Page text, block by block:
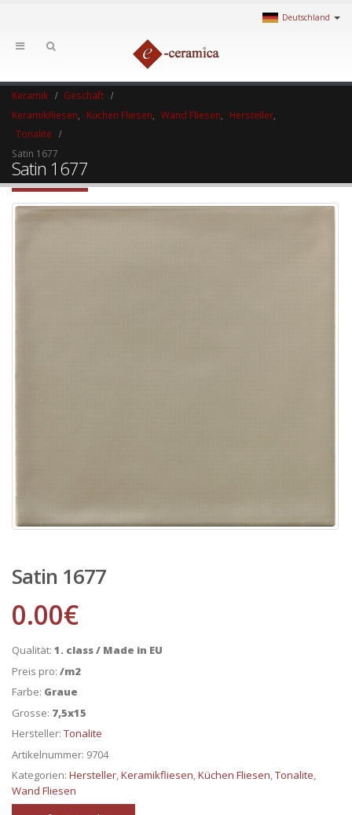
Deutschland
Keramik
Geschäft
Keramikfliesen
Küchen Fliesen Wand Fliesen Hersteller
Tonalite
Satin 1677
Satin 1677
Satin 1677
0.00€
Qualität: 1. class / Made in EU
Preis pro: /m2
Farbe: Graue
Grosse: 7,5x15
Hersteller: Tonalite
Artikelnummer: 9704
Kategorien: Hersteller,Keramikfliesen,Küchen Fliesen,Tonalite,
Wand Fliesen